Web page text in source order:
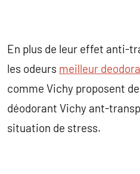
En plus de leur effet anti-
les odeurs meilleur
comme Vichy proposent
déodorant Vichy ant-
situation de stress.